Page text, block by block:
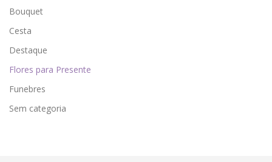
Bouquet
Cesta
Destaque
Flores para Presente
Funebres
Sem categoria